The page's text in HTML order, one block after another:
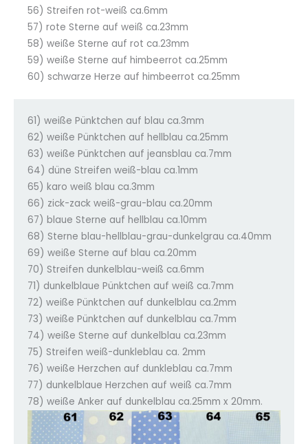
56) Streifen rot-weiß ca.6mm
57) rote Sterne auf weiß ca.23mm
58) weiße Sterne auf rot ca.23mm
59) weiße Sterne auf himbeerrot ca.25mm
60) schwarze Herze auf himbeerrot ca.25mm
61) weiße Pünktchen auf blau ca.3mm
62) weiße Pünktchen auf hellblau ca.25mm
63) weiße Pünktchen auf jeansblau ca.7mm
64) düne Streifen weiß-blau ca.1mm
65) karo weiß blau ca.3mm
66) zick-zack weiß-grau-blau ca.20mm
67) blaue Sterne auf hellblau ca.10mm
68) Sterne blau-hellblau-grau-dunkelgrau ca.40mm
69) weiße Sterne auf blau ca.20mm
70) Streifen dunkelblau-weiß ca.6mm
71) dunkelblaue Pünktchen auf weiß ca.7mm
72) weiße Pünktchen auf dunkelblau ca.2mm
73) weiße Pünktchen auf dunkelblau ca.7mm
74) weiße Sterne auf dunkelblau ca.23mm
75) Streifen weiß-dunkleblau ca. 2mm
76) weiße Herzchen auf dunkleblau ca.7mm
77) dunkelblaue Herzchen auf weiß ca.7mm
78) weiße Anker auf dunkelblau ca.25mm x 20mm.